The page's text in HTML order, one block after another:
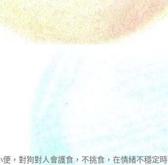
，對狗對人會護食，不挑食，在情緒不穩定時